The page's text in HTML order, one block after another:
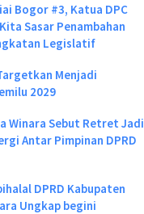
Bogor #3, Katua DPC
Sasar Penambahan
Legislatif
Menjadi
2029
Winara Sebut Retret Jadi
Antar Pimpinan DPRD
DPRD Kabupaten
Ungkap begini